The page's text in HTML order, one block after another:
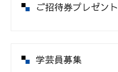
ご招待券プレゼント
学芸員募集